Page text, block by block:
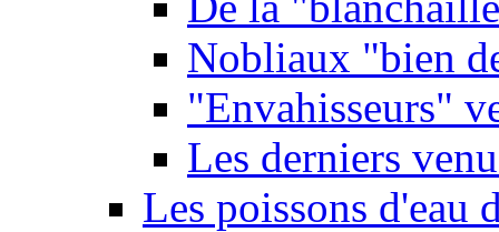
Nobliaux "bien
"Envahisseurs"
Les derniers
Les poissons d'eau